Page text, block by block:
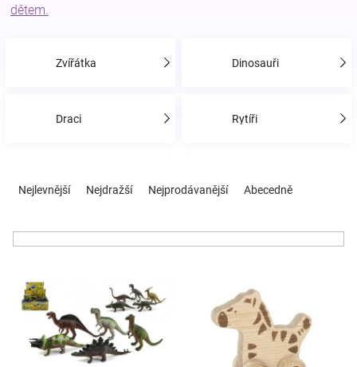
kojenecká
zábava
Těhotenské
oblečení
dětem.
Zvířátka Dinosauři
Draci Rytíři
Nejlevnější Nejdražší Nejprodávanější Abecedně